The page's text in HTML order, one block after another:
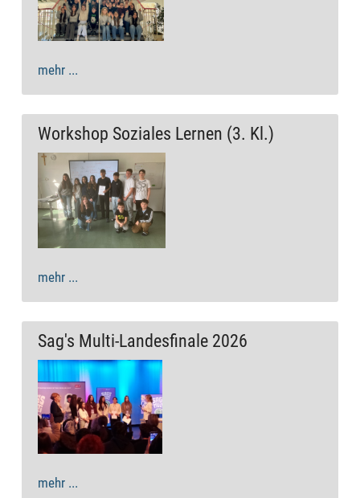
mehr ...
Workshop Soziales Lernen (3. Kl.)
mehr ...
Sag's Multi-Landesfinale 2026
mehr ...